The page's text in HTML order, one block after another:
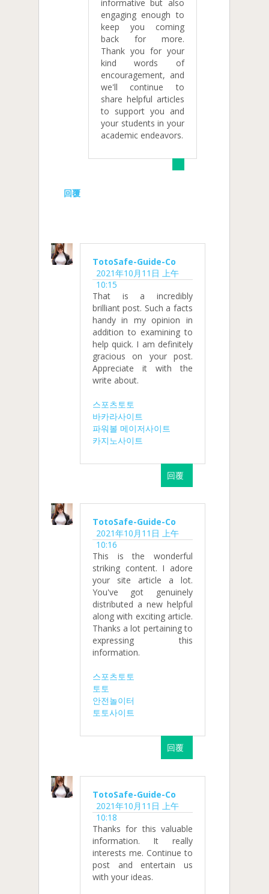
informative but also
engaging enough to
keep you coming
back for more.
Thank you for your
kind words of
encouragement, and
we'll continue to
share helpful articles
to support you and
your students in your
academic endeavors.
回覆
TotoSafe-Guide-Co
2021年10月11日 上午
10:15
That is a incredibly
brilliant post. Such a facts
handy in my opinion in
addition to examining to
help quick. I am definitely
gracious on your post.
Appreciate it with the
write about.
스포츠토토
바카라사이트
파워볼 메이저사이트
카지노사이트
回覆
TotoSafe-Guide-Co
2021年10月11日 上午
10:16
This is the wonderful
striking content. I adore
your site article a lot.
You've got genuinely
distributed a new helpful
along with exciting article.
Thanks a lot pertaining to
expressing this
information.
스포츠토토
토토
안전놀이터
토토사이트
回覆
TotoSafe-Guide-Co
2021年10月11日 上午
10:18
Thanks for this valuable
information. It really
interests me. Continue to
post and entertain us
with your ideas.